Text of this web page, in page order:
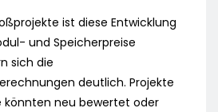
ist diese Entwicklung
und Speicherpreise
sich die
deutlich. Projekte
könnten neu bewertet oder